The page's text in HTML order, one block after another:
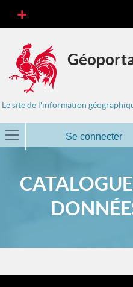
Le site de l'information
Se connecter